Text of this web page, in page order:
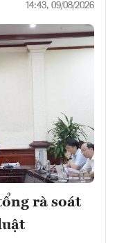
14:43, 09/08/2026
rà soát